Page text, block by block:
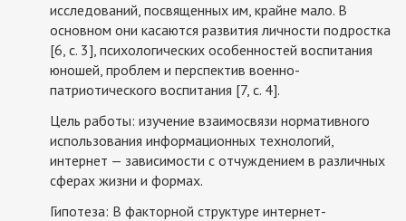
исследований, посвященных им, крайне мало. В
основном они касаются развития личности подростка
[6, с. 3], психологических особенностей воспитания
юношей, проблем и перспектив военно-
патриотического воспитания [7, с. 4].
Цель работы: изучение взаимосвязи нормативного
использования информационных технологий,
интернет — зависимости с отчуждением в различных
сферах жизни и формах.
Гипотеза: В факторной структуре интернет-